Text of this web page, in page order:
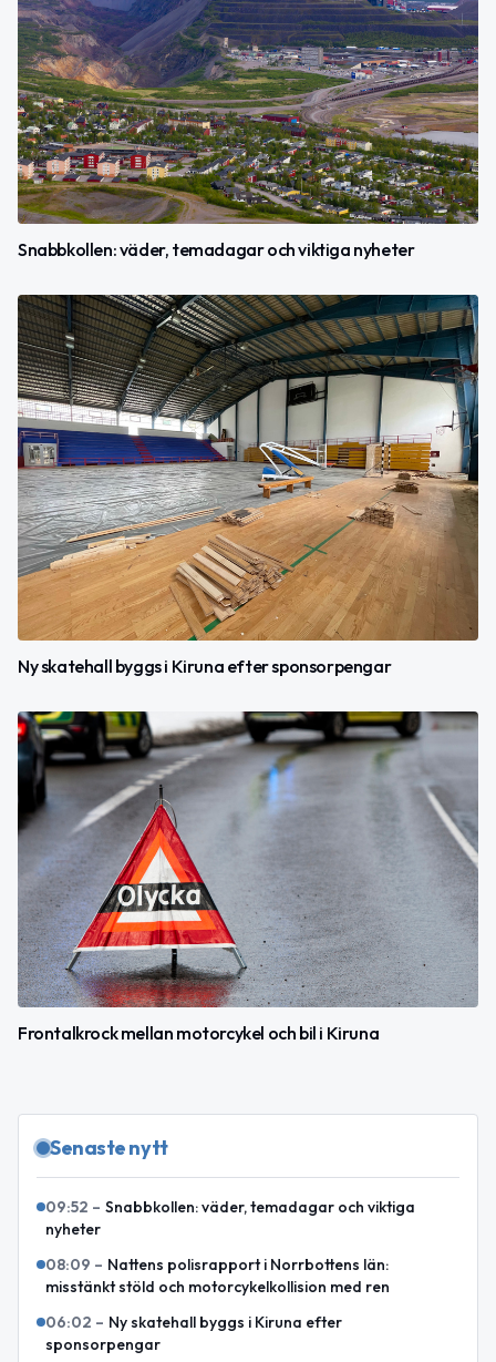
Snabbkollen: väder, temadagar och viktiga nyheter
Ny skatehall byggs i Kiruna efter sponsorpengar
Frontalkrock mellan motorcykel och bil i Kiruna
Senaste nytt
09:52 – Snabbkollen: väder, temadagar och viktiga
nyheter
08:09 – Nattens polisrapport i Norrbottens län:
misstänkt stöld och motorcykelkollision med ren
06:02 – Ny skatehall byggs i Kiruna efter
sponsorpengar